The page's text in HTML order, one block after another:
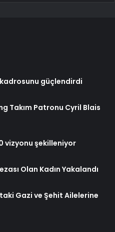
güçlendirdi
Takım Patronu Cyril Blais
vizyonu şekilleniyor
Olan Kadın Yakalandı
Gazi ve Şehit Ailelerine